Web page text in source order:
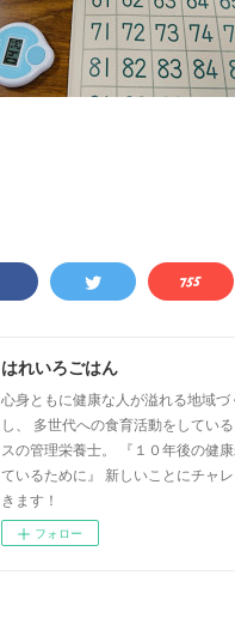
はれいろごはん
心身ともに健康な人が溢れる地域づ
し、 多世代への食育活動をしてい
スの管理栄養士。 『１０年後の健
ているために』 新しいことにチャ
きます！
フォロー